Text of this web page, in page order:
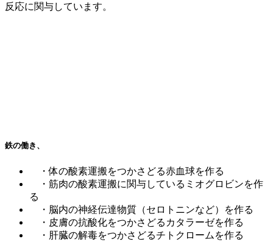
反応に関与しています。
鉄の働き、
・体の酸素運搬をつかさどる赤血球を作る
・筋肉の酸素運搬に関与しているミオグロビンを作
る
・脳内の神経伝達物質（セロトニンなど）を作る
・皮膚の抗酸化をつかさどるカタラーゼを作る
・肝臓の解毒をつかさどるチトクロームを作る